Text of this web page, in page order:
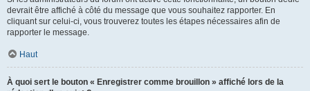
devrait être affiché à côté du message que vous souhaitez rapporter. En
cliquant sur celui-ci, vous trouverez toutes les étapes nécessaires afin de
rapporter le message.
Haut
À quoi sert le bouton « Enregistrer comme brouillon » affiché lors de la